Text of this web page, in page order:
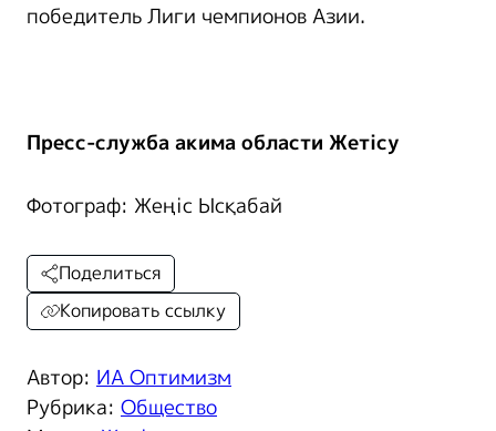
победитель Лиги чемпионов Азии.
Пресс-служба акима области Жетісу
Фотограф: Жеңіс Ысқабай
Автор: ИА Оптимизм
Рубрика: Общество
Поделиться
Копировать ссылку